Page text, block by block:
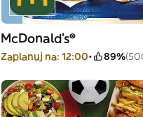
McDonald's®
Zaplanuj na: 12:00 89%